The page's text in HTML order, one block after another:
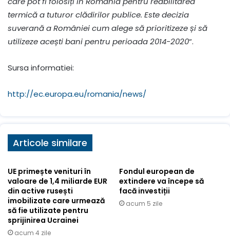
termică a tuturor clădirilor publice. Este decizia
suverană a României cum alege să prioritizeze și să
utilizeze acești bani pentru perioada 2014-2020“.
Sursa informatiei:
http://ec.europa.eu/romania/news/
Articole similare
UE primește venituri în
valoare de 1,4 miliarde EUR
din active rusești
imobilizate care urmează
să fie utilizate pentru
sprijinirea Ucrainei
acum 4 zile
Fondul european de
extindere va începe să
facă investiții
acum 5 zile